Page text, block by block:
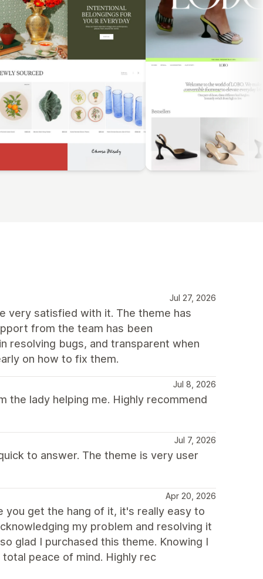
Jul 27, 2026
very satisfied with it. The theme has
from the team has been
resolving bugs, and transparent when
on how to fix them.
Jul 8, 2026
lady helping me. Highly recommend
Jul 7, 2026
to answer. The theme is very user
Apr 20, 2026
you get the hang of it, it's really easy to
my problem and resolving it
glad I purchased this theme. Knowing I
peace of mind. Highly rec